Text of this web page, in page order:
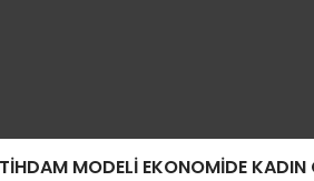
MODELI EKONOMIDE